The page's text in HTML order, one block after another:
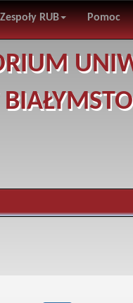
Zespoły RUB Pomoc